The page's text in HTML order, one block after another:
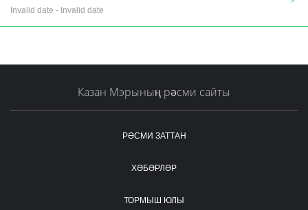
Invalid date - Invalid date
Казан Мэрының рәсми сайты
РӘСМИ ЗАТТАН
ХӘБӘРЛӘР
ТОРМЫШ ЮЛЫ